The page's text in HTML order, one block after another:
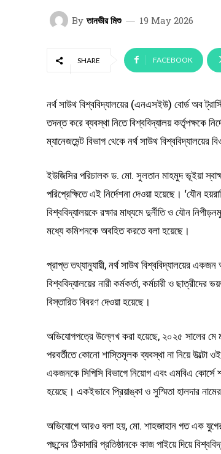
By তানভীর মিশু 19 May 2026
SHARE FACEBOOK
নর্থ সাউথ বিশ্ববিদ্যালয়ের (এনএসইউ) বোর্ড অব
তদন্ত করে ব্যবস্থা নিতে বিশ্ববিদ্যালয় কর্তৃপক্ষকে
ম্যানেজমেন্ট বিভাগ থেকে নর্থ সাউথ বিশ্ববিদ্যালয়ের
ইউজিসির পরিচালক ড. মো. সুলতান মাহমুদ ভূইয়া
পরিপ্রেক্ষিতে এই নির্দেশনা দেওয়া হয়েছে। ‘যৌন
বিশ্ববিদ্যালয়কে রক্ষার মাধ্যমে দুর্নীতি ও যৌন
মধ্যে কমিশনকে অবহিত করতে বলা হয়েছে।
প্রাপ্ত তথ্যানুযায়ী, নর্থ সাউথ বিশ্ববিদ্যালয়ের
বিশ্ববিদ্যালয়ের নারী কর্মকর্তা, কর্মচারী ও
বিস্তারিত বিবরণ দেওয়া হয়েছে।
অভিযোগপত্রে উল্লেখ করা হয়েছে, ২০২৫ সালের মে
পরবর্তীতে কোনো শাস্তিমূলক ব্যবস্থা না নিয়ে উল্টো
একজনকে সিপিসি বিভাগে নিয়োগ এবং এমবিএ কোর্সে
হয়েছে। একইভাবে প্রিয়াঙ্কা ও সুস্মিতা হালদার
অভিযোগে আরও বলা হয়, মো. শাহজাহান গত এক যুগেরও
পছন্দের ঠিকাদারি প্রতিষ্ঠানকে কাজ পাইয়ে দিয়ে